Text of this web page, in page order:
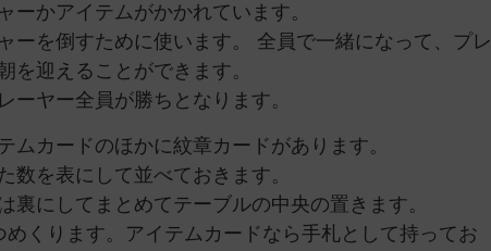
ーかアイテムがかかれています。
ーを倒すために使います。 全員で一緒になって、プレ
を迎えることができます。
ーヤー全員が勝ちとなります。
カードのほかに紋章カードがあります。
数を表にして並べておきます。
裏にしてまとめてテーブルの中央の置きます。
くります。アイテムカードなら手札として持ってお